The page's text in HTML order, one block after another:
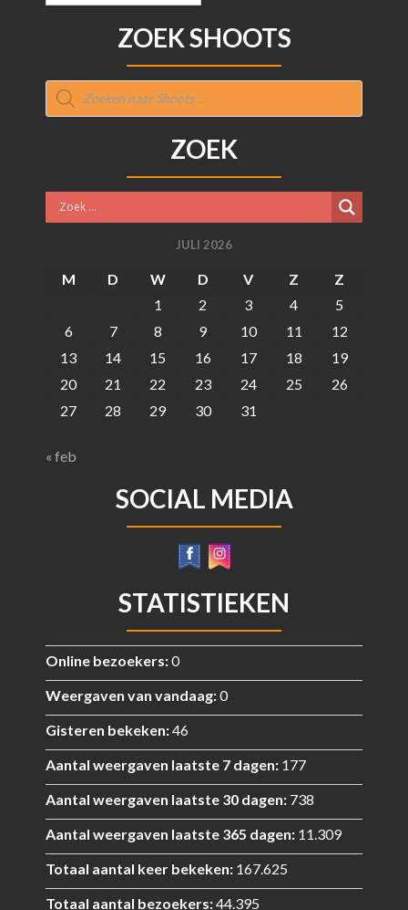
ZOEK SHOOTS
Producten
zoeken
ZOEK
JULI 2026
M D W D V Z
Z
1
2 3 4
5
6
7 8 9 10 11
12
13
14 15 16 17 18
19
20
21 22 23 24 25
26
27
28 29 30 31
« feb
SOCIAL MEDIA
STATISTIEKEN
Online bezoekers:0
Weergaven van vandaag:0
Gisteren bekeken:46
Aantal weergaven laatste 7 dagen: 177
Aantal weergaven laatste 30 dagen: 738
Aantal weergaven laatste 365 dagen: 11.309
Totaal aantal keer bekeken: 167.625
Totaal aantal bezoekers:44.395